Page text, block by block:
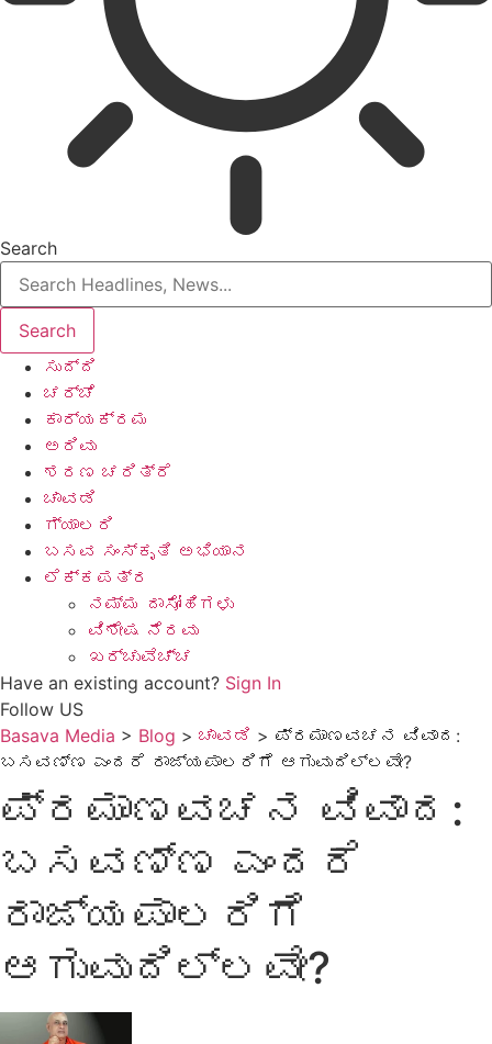
Search
ಸುದ್ದಿ
ಚರ್ಚೆ
ಕಾರ್ಯಕ್ರಮ
ಅರಿವು
ಶರಣ ಚರಿತ್ರೆ
ಚಾವಡಿ
ಗ್ಯಾಲರಿ
ಬಸವ ಸಂಸ್ಕೃತಿ ಅಭಿಯಾನ
ಲೆಕ್ಕಪತ್ರ
ನಮ್ಮ ದಾಸೋಹಿಗಳು
ವಿಶೇಷ ನೆರವು
ಖರ್ಚುವೆಚ್ಚ
Have an existing account? Sign In
Follow US
Basava Media > Blog > ಚಾವಡಿ > ಪ್ರಮಾಣವಚನ ವಿವಾದ:
ಬಸವಣ್ಣ ಎಂದರೆ ರಾಜ್ಯಪಾಲರಿಗೆ ಆಗುವುದಿಲ್ಲವೇ?
ಪ್ರಮಾಣವಚನ ವಿವಾದ:
ಬಸವಣ್ಣ ಎಂದರೆ
ರಾಜ್ಯಪಾಲರಿಗೆ
ಆಗುವುದಿಲ್ಲವೇ?